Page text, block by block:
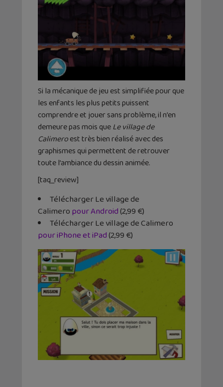
Si la mécanique de jeu est simplifiée pour que
les enfants les plus petits puissent
comprendre et jouer sans problème, il n’en
demeure pas mois queLe village de
Calimeroest très bien réalisé avec des
graphismes qui permettent de retrouver
toute l’ambiance du dessin animée.
[taq_review]
Télécharger Le village de
Calimeropour Android(2,99 €)
Télécharger Le village de Calimero
pour iPhone et iPad(2,99 €)